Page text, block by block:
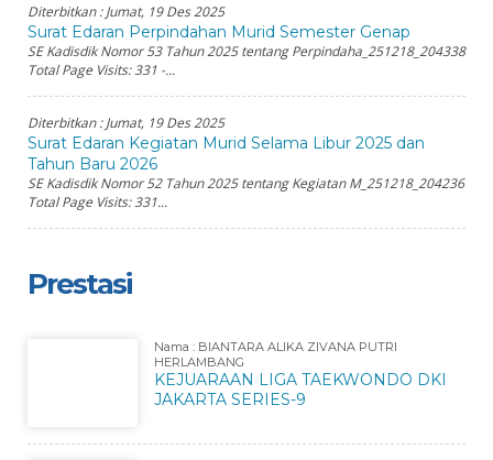
Diterbitkan :Jumat, 19 Des 2025
Surat Edaran Perpindahan Murid Semester Genap
SE Kadisdik Nomor 53 Tahun 2025 tentang Perpindaha_251218_204338
Total Page Visits: 331 -...
Diterbitkan :Jumat, 19 Des 2025
Surat Edaran Kegiatan Murid Selama Libur 2025 dan
Tahun Baru 2026
SE Kadisdik Nomor 52 Tahun 2025 tentang Kegiatan M_251218_204236
Total Page Visits: 331...
Prestasi
Nama : BIANTARA ALIKA ZIVANA PUTRI
HERLAMBANG
KEJUARAAN LIGA TAEKWONDO DKI
JAKARTA SERIES-9